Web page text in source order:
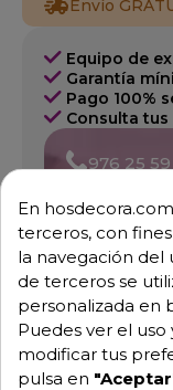
Envío
Equipo de
Garantía
Pago 100%
Consulta
976 25 59
En
terceros, con
la navegación del
de terceros se
personalizada en
Puedes ver el
modificar tus
pulsa en